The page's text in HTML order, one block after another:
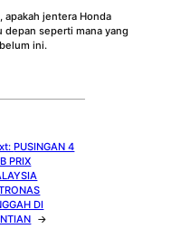
apakah jentera Honda
depan seperti mana yang
ini.
PUSINGAN 4
PRIX
DI
→